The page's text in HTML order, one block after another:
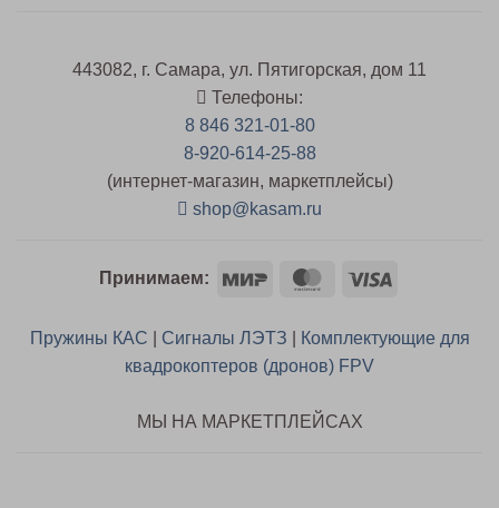
443082, г. Самара, ул. Пятигорская, дом 11
Телефоны:
8 846 321-01-80
8-920-614-25-88
(интернет-магазин, маркетплейсы)
shop@kasam.ru
Принимаем: Mir MasterCard
Visa
Пружины КАС Сигналы ЛЭТЗ
Комплектующие для
квадрокоптеров (дронов) FPV
МЫ НА МАРКЕТПЛЕЙСАХ